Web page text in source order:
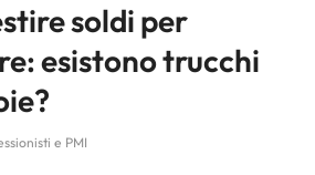
soldi per
esistono trucchi
e PMI